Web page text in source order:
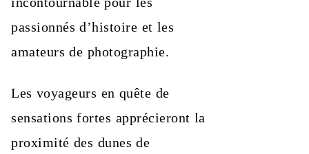
passionnés d’histoire et les
amateurs de photographie.
Les voyageurs en quête de
sensations fortes apprécieront la
proximité des dunes de